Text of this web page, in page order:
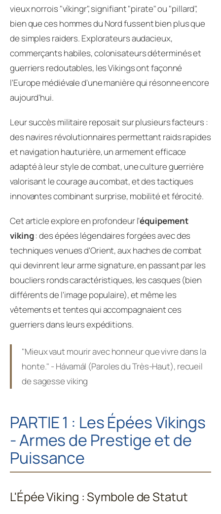
vieux norrois "víkingr", signifiant "pirate" ou "pillard",
bien que ces hommes du Nord fussent bien plus que
de simples raiders. Explorateurs audacieux,
commerçants habiles, colonisateurs déterminés et
guerriers redoutables, les Vikings ont façonné
l'Europe médiévale d'une manière qui résonne encore
aujourd'hui.
Leur succès militaire reposait sur plusieurs facteurs :
des navires révolutionnaires permettant raids rapides
et navigation hauturière, un armement efficace
adapté à leur style de combat, une culture guerrière
valorisant le courage au combat, et des tactiques
innovantes combinant surprise, mobilité et férocité.
Cet article explore en profondeur l'équipement
viking: des épées légendaires forgées avec des
techniques venues d'Orient, aux haches de combat
qui devinrent leur arme signature, en passant par les
boucliers ronds caractéristiques, les casques (bien
différents de l'image populaire), et même les
vêtements et tentes qui accompagnaient ces
guerriers dans leurs expéditions.
"Mieux vaut mourir avec honneur que vivre dans la
honte." - Hávamál (Paroles du Très-Haut), recueil
de sagesse viking
PARTIE 1 : Les Épées Vikings
- Armes de Prestige et de
Puissance
L'Épée Viking : Symbole de Statut